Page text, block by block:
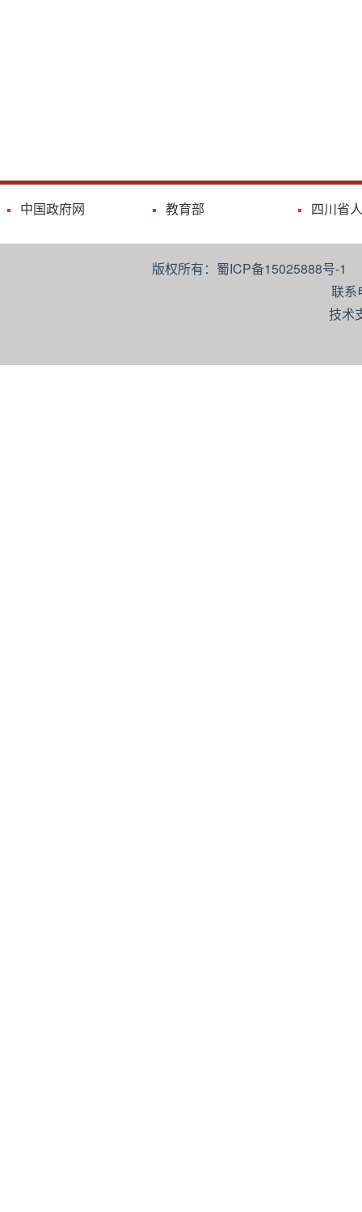
中国政府网 教育部 四川省
版权所有：蜀ICP备15025888号-
联系
技术